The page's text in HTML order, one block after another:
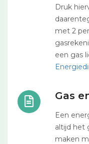
Druk
met 2
een gas
Gas
Een
altijd het
maken